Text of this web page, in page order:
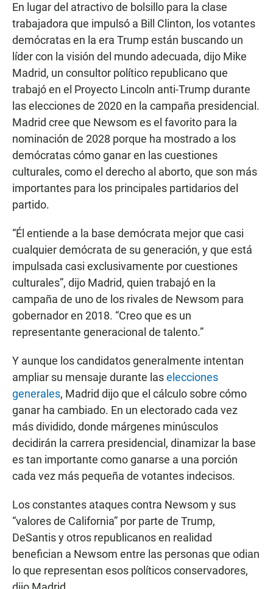
En lugar del atractivo de bolsillo para la clase
trabajadora que impulsó a Bill Clinton, los votantes
demócratas en la era Trump están buscando un
líder con la visión del mundo adecuada, dijo Mike
Madrid, un consultor político republicano que
trabajó en el Proyecto Lincoln anti-Trump durante
las elecciones de 2020 en la campaña presidencial.
Madrid cree que Newsom es el favorito para la
nominación de 2028 porque ha mostrado a los
demócratas cómo ganar en las cuestiones
culturales, como el derecho al aborto, que son más
importantes para los principales partidarios del
partido.
“Él entiende a la base demócrata mejor que casi
cualquier demócrata de su generación, y que está
impulsada casi exclusivamente por cuestiones
culturales”, dijo Madrid, quien trabajó en la
campaña de uno de los rivales de Newsom para
gobernador en 2018. “Creo que es un
representante generacional de talento.”
Y aunque los candidatos generalmente intentan
ampliar su mensaje durante laselecciones
generales, Madrid dijo que el cálculo sobre cómo
ganar ha cambiado. En un electorado cada vez
más dividido, donde márgenes minúsculos
decidirán la carrera presidencial, dinamizar la base
es tan importante como ganarse a una porción
cada vez más pequeña de votantes indecisos.
Los constantes ataques contra Newsom y sus
“valores de California” por parte de Trump,
DeSantis y otros republicanos en realidad
benefician a Newsom entre las personas que odian
lo que representan esos políticos conservadores,